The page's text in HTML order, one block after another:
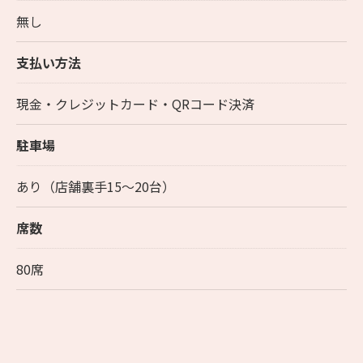
無し
支払い方法
現金・クレジットカード・QRコード決済
駐車場
あり（店舗裏手15～20台）
席数
80席